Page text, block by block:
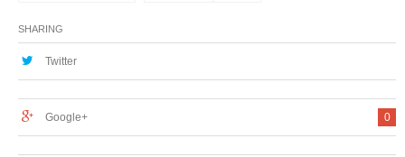
トレ秋葉原にグラン
ドオープン！
工場 Cow Cow
SHARING
Twitter
0
Google+